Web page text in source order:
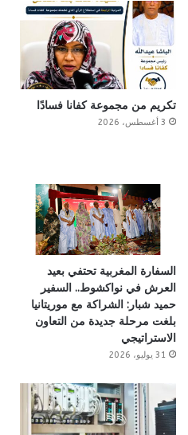
تكريم من مجموعة كفانا فسادًا
3 أغسطس، 2026
السفارة المغربية تحتفي بعيد
العرش في نواكشوط.. السفير
حميد شبار: الشراكة مع موريتانيا
بلغت مرحلة جديدة من التعاون
الاستراتيجي
31 يوليو، 2026